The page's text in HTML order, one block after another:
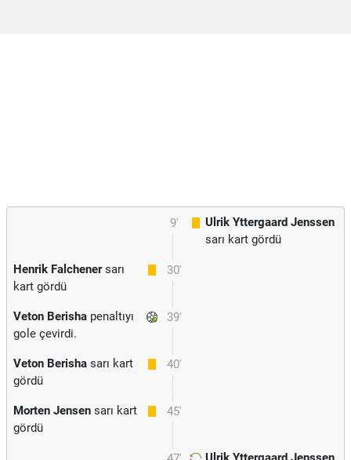
9'
Ulrik Yttergaard Jenssen
sarı kart gördü
30'
Henrik Falchenersarı
kart gördü
39'
Veton Berisha penaltıyı
gole çevirdi.
40'
Veton Berisha sarı kart
gördü
45'
Morten Jensen sarı kart
gördü